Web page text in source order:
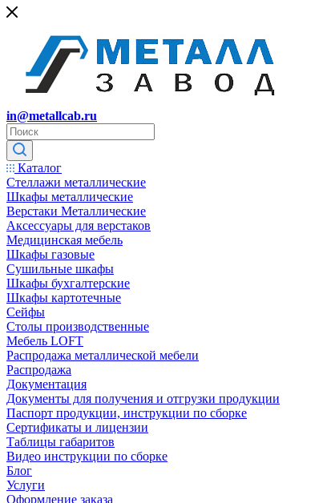
in@metallcab.ru
Каталог
Стеллажи металлические
Шкафы металлические
Верстаки Металлические
Аксессуары для верстаков
Медицинская мебель
Шкафы газовые
Сушильные шкафы
Шкафы бухгалтерские
Шкафы картотечные
Сейфы
Столы производственные
Мебель LOFT
Распродажа металлической мебели
Распродажа
Документация
Документы для получения и отгрузки продукции
Паспорт продукции, инструкции по сборке
Сертификаты и лицензии
Таблицы габаритов
Видео инструкции по сборке
Блог
Услуги
Оформление заказа